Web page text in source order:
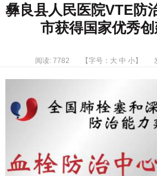
彝良县人民医院VTE防
市获得国家优秀
【字号： 大 中 小】
阅读: 7782